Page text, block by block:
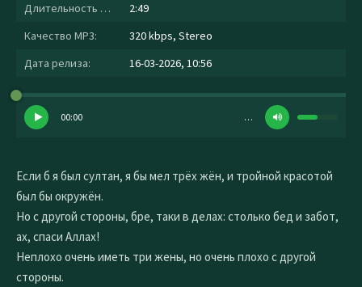
Длительность MP3:
2:49
Качество MP3:
320 kbps, Stereo
Дата релиза:
16-03-2026, 10:56
00:00 …
Если б я был султан, я бы мел трёх жён, и тройной красотой
был бы окружён.
Но с другой стороны, бре, таки в делах: столько бед и забот,
ах, спаси Аллах!
Неплохо очень иметь три жены, но очень плохо с другой
стороны.